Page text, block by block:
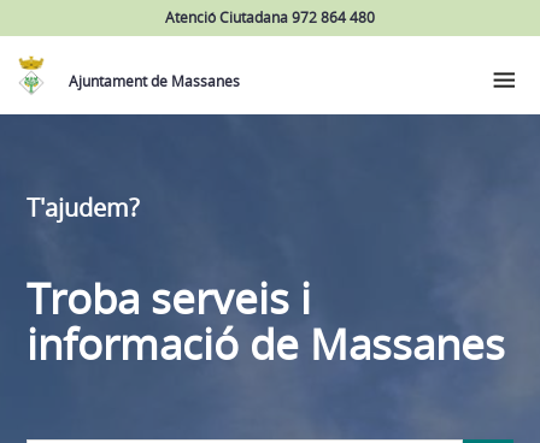
Atenció Ciutadana 972 864 480
Ajuntament de Massanes
T'ajudem?
Troba serveis i
informació de Massanes